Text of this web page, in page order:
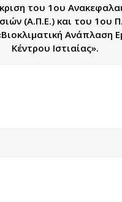
του 1ου
(Α.Π.Ε.) και του 1ου
Ανάπλαση
Κέντρου Ιστιαίας».